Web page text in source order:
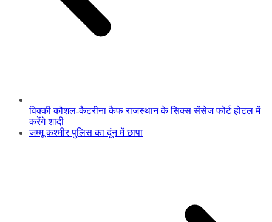
विक्की कौशल-कैटरीना कैफ राजस्थान के सिक्स सेंसेज फोर्ट होटल में
करेंगे शादी
जम्मू कश्मीर पुलिस का दूंन में छापा